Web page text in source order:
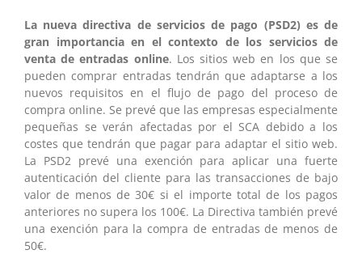
La nueva directiva de servicios de pago (PSD2) es de
gran importancia en el contexto de los servicios de
venta de entradas online. Los sitios web en los que se
pueden comprar entradas tendrán que adaptarse a los
nuevos requisitos en el flujo de pago del proceso de
compra online. Se prevé que las empresas especialmente
pequeñas se verán afectadas por el SCA debido a los
costes que tendrán que pagar para adaptar el sitio web.
La PSD2 prevé una exención para aplicar una fuerte
autenticación del cliente para las transacciones de bajo
valor de menos de 30€ si el importe total de los pagos
anteriores no supera los 100€. La Directiva también prevé
una exención para la compra de entradas de menos de
50€.